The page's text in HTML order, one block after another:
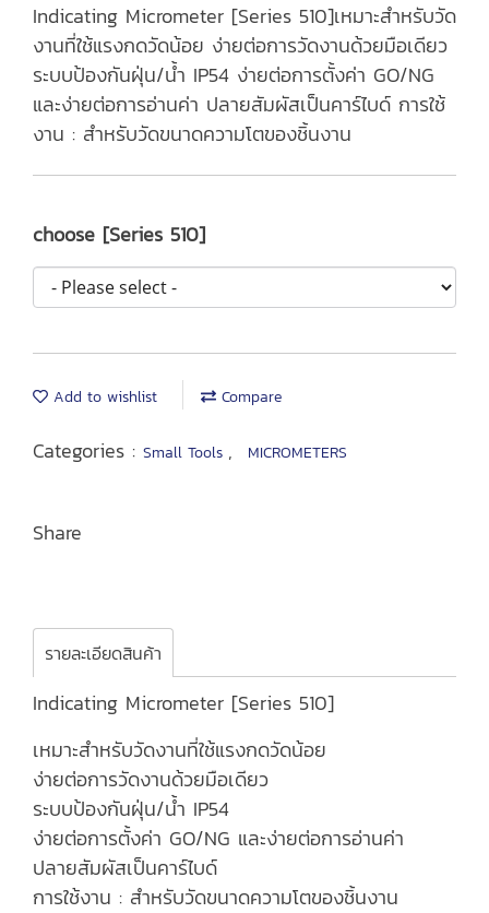
Indicating Micrometer [Series 510]เหมาะสำหรับวัด
งานที่ใช้แรงกดวัดน้อย ง่ายต่อการวัดงานด้วยมือเดียว
ระบบป้องกันฝุ่น/น้ำ IP54 ง่ายต่อการตั้งค่า GO/NG
และง่ายต่อการอ่านค่า ปลายสัมผัสเป็นคาร์ไบด์ การใช้
งาน : สำหรับวัดขนาดความโตของชิ้นงาน
choose [Series 510]
Add to wishlist Compare
Categories : Small Tools , MICROMETERS
Share
รายละเอียดสินค้า
Indicating Micrometer [Series 510]
เหมาะสำหรับวัดงานที่ใช้แรงกดวัดน้อย
ง่ายต่อการวัดงานด้วยมือเดียว
ระบบป้องกันฝุ่น/น้ำ IP54
ง่ายต่อการตั้งค่า GO/NG และง่ายต่อการอ่านค่า
ปลายสัมผัสเป็นคาร์ไบด์
การใช้งาน : สำหรับวัดขนาดความโตของชิ้นงาน